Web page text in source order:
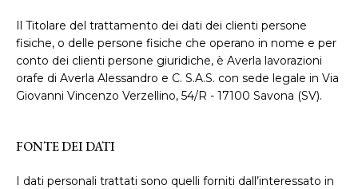
Il Titolare del trattamento dei dati dei clienti persone
fisiche, o delle persone fisiche che operano in nome e per
conto dei clienti persone giuridiche, è Averla lavorazioni
orafe di Averla Alessandro e C. S.A.S. con sede legale in Via
Giovanni Vincenzo Verzellino, 54/R - 17100 Savona (SV).
FONTE DEI DATI
I dati personali trattati sono quelli forniti dall’interessato in